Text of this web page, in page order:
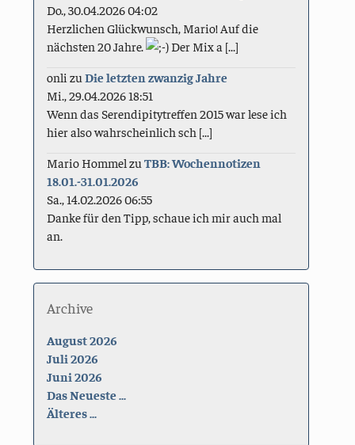
Do., 30.04.2026 04:02
Herzlichen Glückwunsch, Mario! Auf die
nächsten 20 Jahre.
Der Mix a [...]
onli zuDie letzten zwanzig Jahre
Mi., 29.04.2026 18:51
Wenn das Serendipitytreffen 2015 war lese ich
hier also wahrscheinlich sch [...]
Mario Hommel zuTBB: Wochennotizen
18.01.-31.01.2026
Sa., 14.02.2026 06:55
Danke für den Tipp, schaue ich mir auch mal
an.
Archive
August 2026
Juli 2026
Juni 2026
Das Neueste ...
Älteres ...